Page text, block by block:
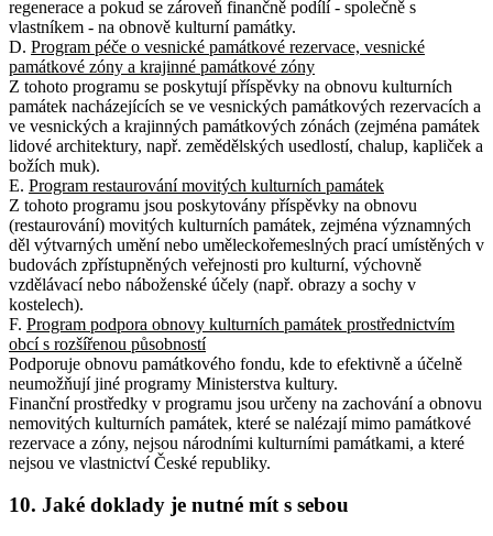
regenerace a pokud se zároveň finančně podílí - společně s
vlastníkem - na obnově kulturní památky.
D. Program péče o vesnické památkové rezervace, vesnické
památkové zóny a krajinné památkové zóny
Z tohoto programu se poskytují příspěvky na obnovu kulturních
památek nacházejících se ve vesnických památkových rezervacích a
ve vesnických a krajinných památkových zónách (zejména památek
lidové architektury, např. zemědělských usedlostí, chalup, kapliček a
božích muk).
E. Program restaurování movitých kulturních památek
Z tohoto programu jsou poskytovány příspěvky na obnovu
(restaurování) movitých kulturních památek, zejména významných
děl výtvarných umění nebo uměleckořemeslných prací umístěných v
budovách zpřístupněných veřejnosti pro kulturní, výchovně
vzdělávací nebo náboženské účely (např. obrazy a sochy v
kostelech).
F. Program podpora obnovy kulturních památek prostřednictvím
obcí s rozšířenou působností
Podporuje obnovu památkového fondu, kde to efektivně a účelně
neumožňují jiné programy Ministerstva kultury.
Finanční prostředky v programu jsou určeny na zachování a obnovu
nemovitých kulturních památek, které se nalézají mimo památkové
rezervace a zóny, nejsou národními kulturními památkami, a které
nejsou ve vlastnictví České republiky.
10. Jaké doklady je nutné mít s sebou